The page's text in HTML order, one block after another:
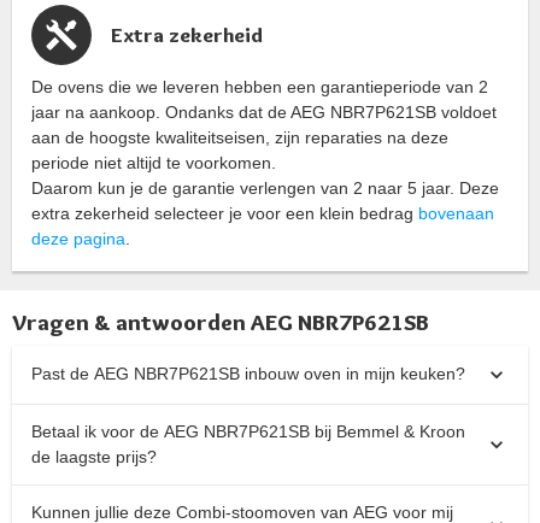
Extra zekerheid
De ovens die we leveren hebben een garantieperiode van 2
jaar na aankoop. Ondanks dat de AEG NBR7P621SB voldoet
aan de hoogste kwaliteitseisen, zijn reparaties na deze
periode niet altijd te voorkomen.
Daarom kun je de garantie verlengen van 2 naar 5 jaar. Deze
extra zekerheid selecteer je voor een klein bedrag bovenaan
deze pagina
Vragen & antwoorden AEG NBR7P621SB
Past de AEG NBR7P621SB inbouw oven in mijn keuken?
Betaal ik voor de AEG NBR7P621SB bij Bemmel & Kroon
de laagste prijs?
Kunnen jullie deze Combi-stoomoven van AEG voor mij